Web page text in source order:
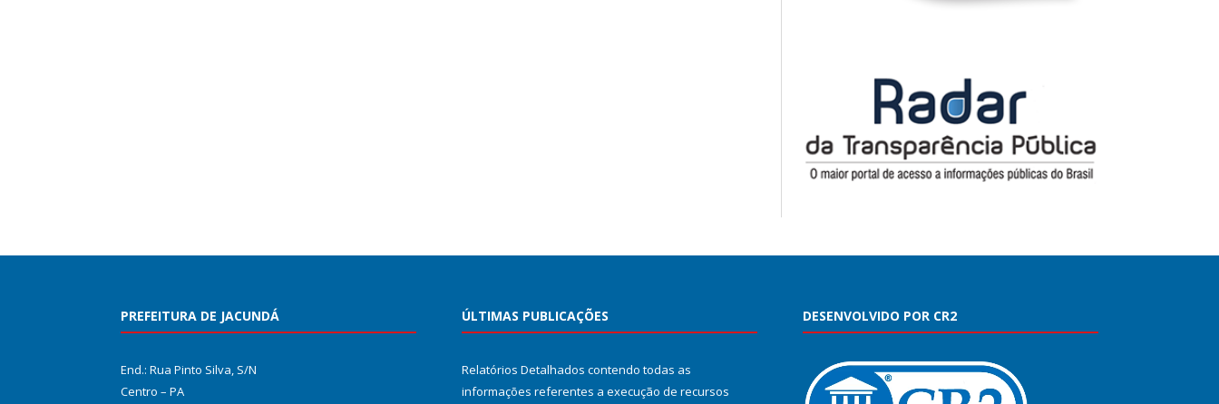
PREFEITURA DE JACUNDÁ
End.: Rua Pinto Silva, S/N
Centro – PA
ÚLTIMAS PUBLICAÇÕES
Relatórios Detalhados contendo todas as
informações referentes a execução de recursos
DESENVOLVIDO POR CR2